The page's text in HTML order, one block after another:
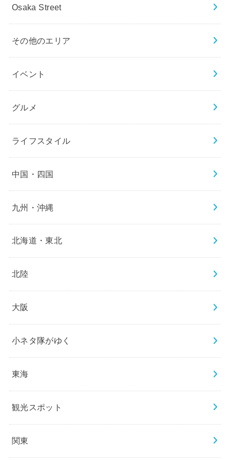
Osaka Street
その他のエリア
イベント
グルメ
ライフスタイル
中国・四国
九州・沖縄
北海道・東北
北陸
大阪
小ネタ隊がゆく
東海
観光スポット
関東